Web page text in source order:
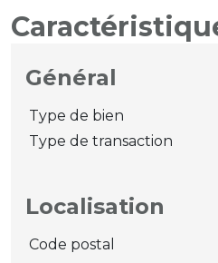
Général
Type de bien
Type de transaction
Localisation
Code postal